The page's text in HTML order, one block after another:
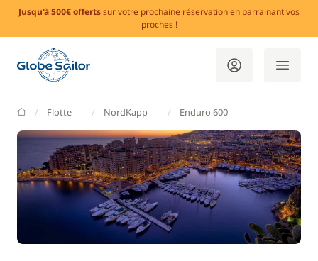
Jusqu'à 500€ offertssur votre prochaine réservation en parrainant vos
proches !
GlobeSailor
Flotte NordKapp Enduro 600